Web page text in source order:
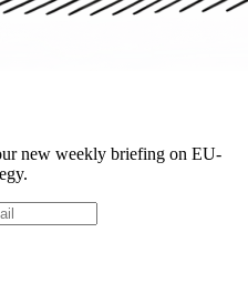
new weekly briefing on EU-